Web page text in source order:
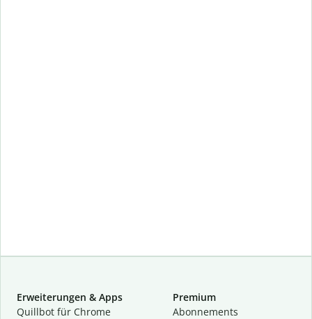
Erweiterungen & Apps
Quillbot für Chrome
Premium
Abon­ne­ments